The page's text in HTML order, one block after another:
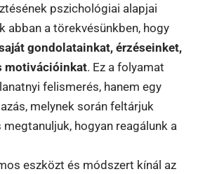
pszichológiai alapjai
abban a törekvésünkben, hogy
gondolatainkat, érzéseinket,
motivációinkat. Ez a folyamat
felismerés, hanem egy
melynek során feltárjuk
hogyan reagálunk a
eszközt és módszert kínál az